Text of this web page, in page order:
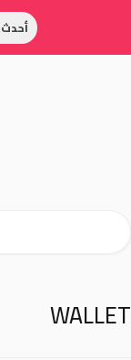
أحدث
WALLET